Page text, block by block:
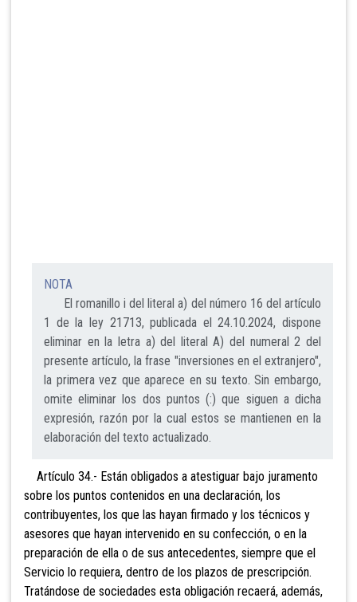
NOTA
El romanillo i del literal a) del número 16 del artículo
1 de la ley 21713, publicada el 24.10.2024, dispone
eliminar en la letra a) del literal A) del numeral 2 del
presente artículo, la frase "inversiones en el extranjero",
la primera vez que aparece en su texto. Sin embargo,
omite eliminar los dos puntos (:) que siguen a dicha
expresión, razón por la cual estos se mantienen en la
elaboración del texto actualizado.
Artículo 34.- Están obligados a atestiguar bajo juramento
sobre los puntos contenidos en una declaración, los
contribuyentes, los que las hayan firmado y los técnicos y
asesores que hayan intervenido en su confección, o en la
preparación de ella o de sus antecedentes, siempre que el
Servicio lo requiera, dentro de los plazos de prescripción.
Tratándose de sociedades esta obligación recaerá, además,